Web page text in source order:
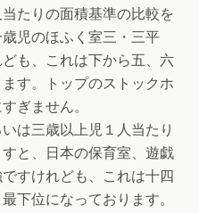
たりの面積基準の比較を
児のほふく室三・三平
も、これは下から五、六
す。トップのストックホ
ぎません。
は三歳以上児１人当たり
と、日本の保育室、遊戯
すけれども、これは十四
下位になっております。